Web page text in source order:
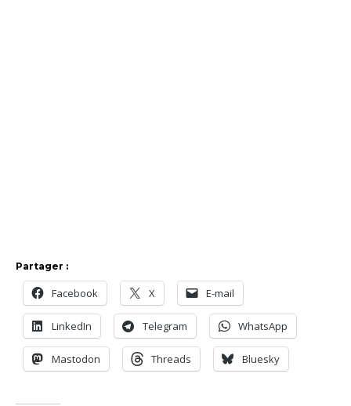
Partager :
Facebook X E-mail
LinkedIn Telegram WhatsApp
Mastodon Threads Bluesky